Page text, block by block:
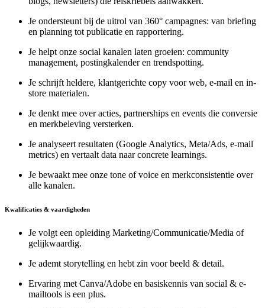
Je ondersteunt bij de uitrol van 360° campagnes: van briefing
en planning tot publicatie en rapportering.
Je helpt onze social kanalen laten groeien: community
management, postingkalender en trendspotting.
Je schrijft heldere, klantgerichte copy voor web, e-mail en in-
store materialen.
Je denkt mee over acties, partnerships en events die conversie
en merkbeleving versterken.
Je analyseert resultaten (Google Analytics, Meta/Ads, e-mail
metrics) en vertaalt data naar concrete learnings.
Je bewaakt mee onze tone of voice en merkconsistentie over
alle kanalen.
Kwalificaties & vaardigheden
Je volgt een opleiding Marketing/Communicatie/Media of
gelijkwaardig.
Je ademt storytelling en hebt zin voor beeld & detail.
Ervaring met Canva/Adobe en basiskennis van social & e-
mailtools is een plus.